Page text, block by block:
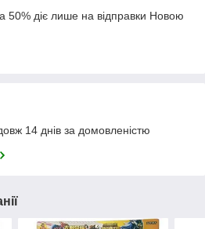
50% діє лише на відправки Новою
14 днів за домовленістю